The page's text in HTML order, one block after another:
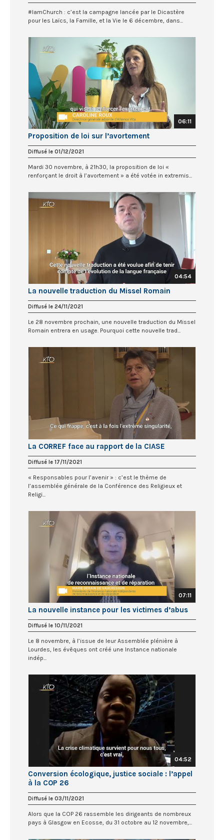
#IamChurch : c’est la campagne lancée par le Dicastère
pour les Laïcs, la Famille, et la Vie le 6 décembre, dans...
06:11
Proposition de loi sur l’avortement
Diffusé le 01/12/2021
Mardi 30 novembre, à 21h30, la proposition de loi «
renforçant le droit à l’avortement » a été votée in extremis...
04:54
La nouvelle traduction du Missel Romain
Diffusé le 24/11/2021
Le 28 novembre prochain, une nouvelle traduction du Missel
Romain entrera en usage. Pourquoi cette nouvelle trad...
La CORREF face au rapport de la CIASE
Diffusé le 17/11/2021
« Responsables pour l’avenir » : c’est le thème de
l’assemblée générale de la Conférence des Religieux et
Religi...
07:11
La nouvelle instance pour les victimes d’abus
Diffusé le 10/11/2021
Le 8 novembre, à l’issue de leur Assemblée plénière à
Lourdes, les évêques ont créé une Instance nationale
indép...
04:52
Conversion écologique, justice sociale : l’appel
à la COP 26
Diffusé le 03/11/2021
Alors que la COP 26 rassemble les dirigeants de nombreux
pays à Glasgow en Ecosse, du 31 octobre au 12 novembre,...